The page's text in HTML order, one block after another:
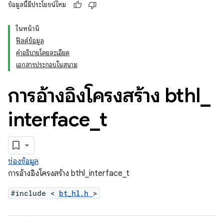
ข้อมูลนี้มีประโยชน์ไหม
ในหน้านี้
ฟิลด์ข้อมูล
คำอธิบายโดยละเอียด
เอกสารประกอบในสนาม
การอ้างอิงโครงสร้าง bthl
interface t
ช่องข้อมูล
การอ้างอิงโครงสร้าง bthl_interface_t
#include < bt_hl.h >